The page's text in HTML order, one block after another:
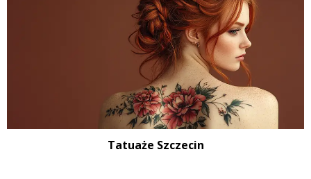
Tatuaże Szczecin